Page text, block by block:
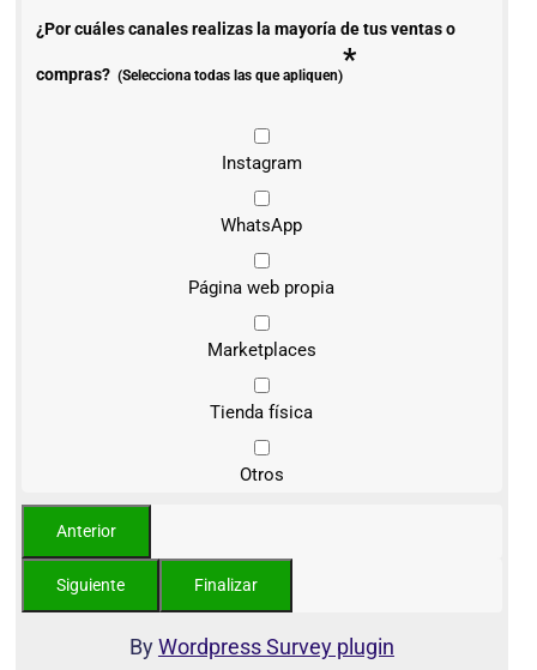
¿Por cuáles canales realizas la mayoría de tus ventas o
compras? (Selecciona todas las que apliquen)*
Instagram
WhatsApp
Página web propia
Marketplaces
Tienda física
Otros
ByWordpress Survey plugin